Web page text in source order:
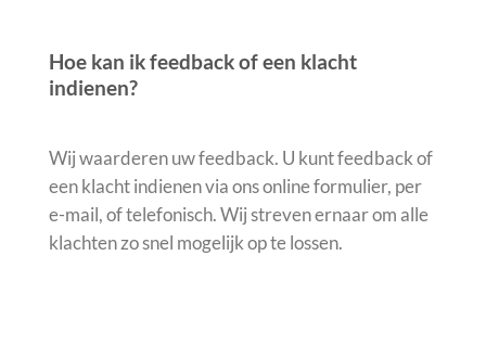
Hoe kan ik feedback of een klacht
indienen?
Wij waarderen uw feedback. U kunt feedback of
een klacht indienen via ons online formulier, per
e-mail, of telefonisch. Wij streven ernaar om alle
klachten zo snel mogelijk op te lossen.